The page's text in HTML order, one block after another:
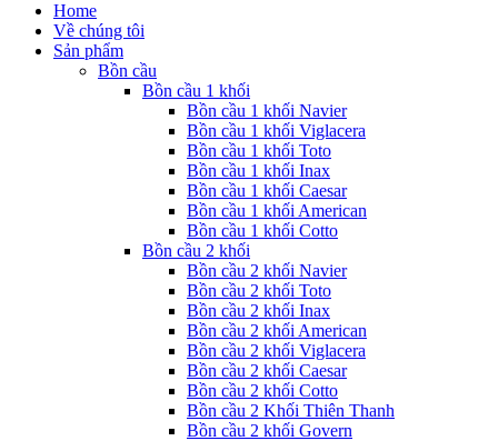
Home
Về chúng tôi
Sản phẩm
Bồn cầu
Bồn cầu 1 khối
Bồn cầu 1 khối Navier
Bồn cầu 1 khối Viglacera
Bồn cầu 1 khối Toto
Bồn cầu 1 khối Inax
Bồn cầu 1 khối Caesar
Bồn cầu 1 khối American
Bồn cầu 1 khối Cotto
Bồn cầu 2 khối
Bồn cầu 2 khối Navier
Bồn cầu 2 khối Toto
Bồn cầu 2 khối Inax
Bồn cầu 2 khối American
Bồn cầu 2 khối Viglacera
Bồn cầu 2 khối Caesar
Bồn cầu 2 khối Cotto
Bồn cầu 2 Khối Thiên Thanh
Bồn cầu 2 khối Govern